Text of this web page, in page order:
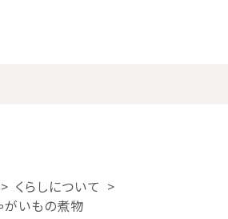
くらしについて
がいもの煮物